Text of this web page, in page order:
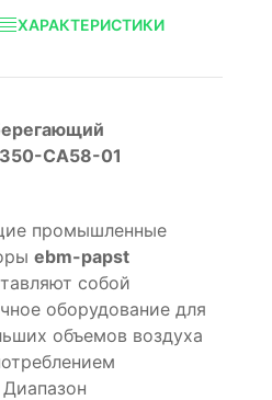
ХАРАКТЕРИСТИКИ
CA58-01
промышленные
ebm-papst
собой
оборудование для
объемов воздуха